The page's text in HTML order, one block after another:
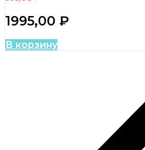
1995,00 ₽
В корзину